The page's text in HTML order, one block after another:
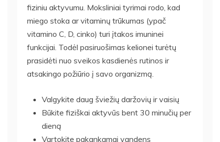
fiziniu aktyvumu. Moksliniai tyrimai rodo, kad
miego stoka ar vitaminų trūkumas (ypač
vitamino C, D, cinko) turi įtakos imuninei
funkcijai. Todėl pasiruošimas kelionei turėtų
prasidėti nuo sveikos kasdienės rutinos ir
atsakingo požiūrio į savo organizmą.
Valgykite daug šviežių daržovių ir vaisių
Būkite fiziškai aktyvūs bent 30 minučių per
dieną
Vartokite pakankamai vandens